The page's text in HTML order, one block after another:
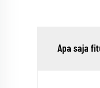
Apa saja